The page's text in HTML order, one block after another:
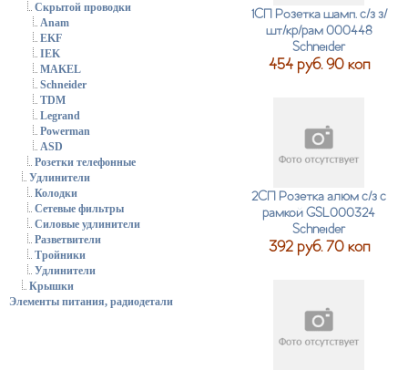
Скрытой проводки
Anam
EKF
IEK
MAKEL
Schneider
TDM
Legrand
Powerman
ASD
Розетки телефонные
Удлинители
Колодки
Сетевые фильтры
Силовые удлинители
Разветвители
Тройники
Удлинители
Крышки
Элементы питания, радиодетали
1СП Розетка шамп. с/з з/
шт/кр/рам 000448
Schneider
454 руб. 90 коп
2СП Розетка алюм с/з с
рамкой GSL000324
Schneider
392 руб. 70 коп